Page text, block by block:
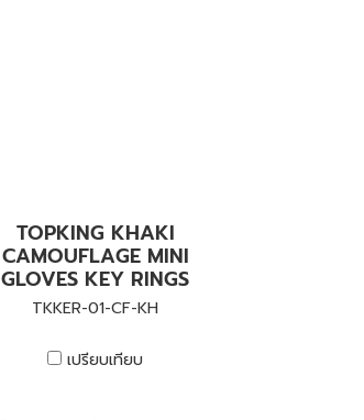
TOPKING KHAKI
CAMOUFLAGE MINI
GLOVES KEY RINGS
TKKER-01-CF-KH
เปรียบเทียบ